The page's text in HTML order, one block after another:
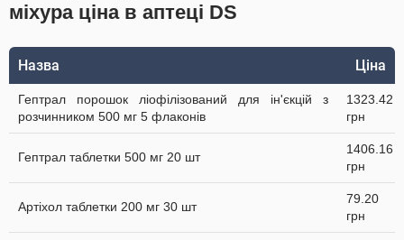
міхура ціна в аптеці DS
Назва Ціна
Гептрал порошок ліофілізований для ін'єкцій з
розчинником 500 мг 5 флаконів
1323.42
грн
Гептрал таблетки 500 мг 20 шт
1406.16
грн
Артіхол таблетки 200 мг 30 шт
79.20
грн